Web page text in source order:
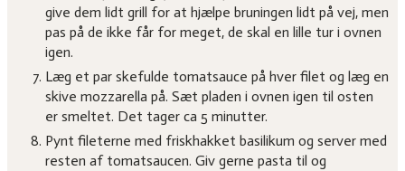
give dem lidt grill for at hjælpe bruningen lidt på vej, men
pas på de ikke får for meget, de skal en lille tur i ovnen
igen.
Læg et par skefulde tomatsauce på hver filet og læg en
skive mozzarella på. Sæt pladen i ovnen igen til osten
er smeltet. Det tager ca 5 minutter.
Pynt fileterne med friskhakket basilikum og server med
resten af tomatsaucen. Giv gerne pasta til og